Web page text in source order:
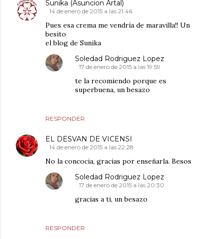
Sunika (Asuncion Artal)
14 de enero de 2015 a las 21:46
Pues esa crema me vendría de maravilla!! Un
besito
el blog de Sunika
RESPONDER
Soledad Rodriguez Lopez
17 de enero de 2015 a las 19:59
te la recomiendo porque es
superbuena, un besazo
EL DESVAN DE VICENSI
14 de enero de 2015 a las 22:28
No la concocia, gracias por enseñarla. Besos
RESPONDER
Soledad Rodriguez Lopez
17 de enero de 2015 a las 20:30
gracias a ti, un besazo